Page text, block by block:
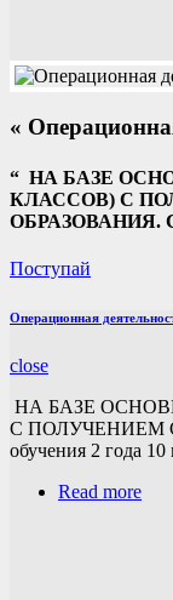
«
“ НА БАЗЕ
КЛАССОВ) С
ОБРАЗОВАНИЯ.
Поступай
Операционная
close
НА БАЗЕ
С ПОЛУЧЕНИЕМ
обучения 2 года 10
Read more